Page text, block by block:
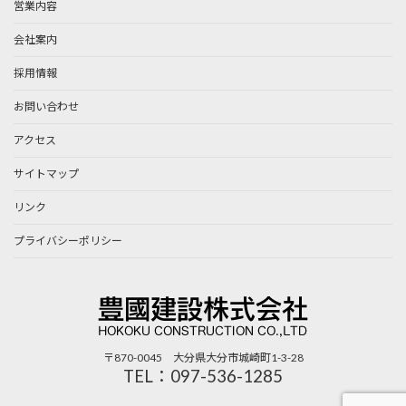
営業内容
会社案内
採用情報
お問い合わせ
アクセス
サイトマップ
リンク
プライバシーポリシー
〒870-0045 大分県大分市城崎町1-3-28
TEL：097-536-1285